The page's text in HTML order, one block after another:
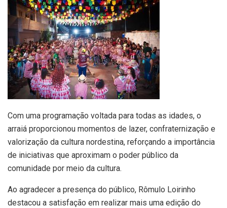
Com uma programação voltada para todas as idades, o
arraiá proporcionou momentos de lazer, confraternização e
valorização da cultura nordestina, reforçando a importância
de iniciativas que aproximam o poder público da
comunidade por meio da cultura.
Ao agradecer a presença do público, Rômulo Loirinho
destacou a satisfação em realizar mais uma edição do